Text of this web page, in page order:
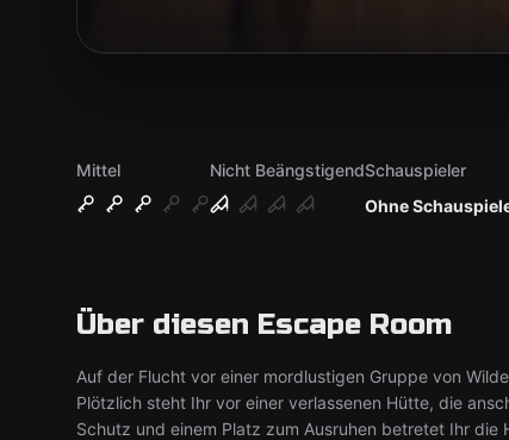
Mittel
Nicht Beängstigend
Ohne
Schauspieler
Über diesen Escape Room
Auf der Flucht vor einer mordlustigen Gruppe von
Plötzlich steht Ihr vor einer verlassenen Hütte, die
Schutz und einem Platz zum Ausruhen betretet Ihr